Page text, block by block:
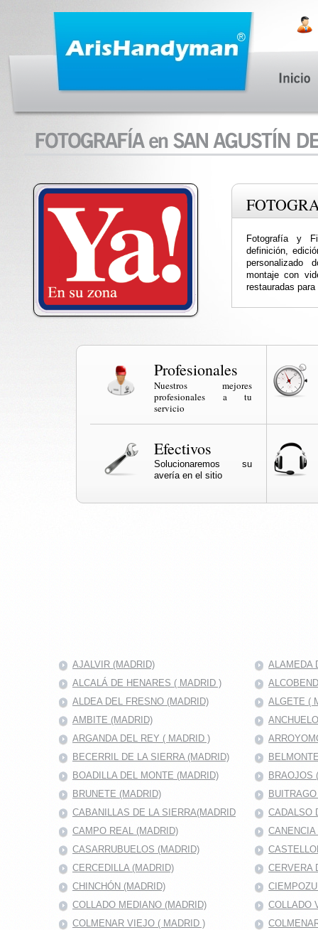
Fotografía y
definición,
personalizado
montaje con
restauradas
Profesionales
Nuestros mejores
profesionales a tu
servicio
Efectivos
Solucionaremos su
avería en el sitio
AJALVIR (MADRID)
ALAMEDA
ALCALÁ DE HENARES ( MADRID )
ALDEA DEL FRESNO (MADRID)
ALGETE (
AMBITE (MADRID)
ARGANDA DEL REY ( MADRID )
BECERRIL DE LA SIERRA (MADRID)
BOADILLA DEL MONTE (MADRID)
BRAOJOS
BRUNETE (MADRID)
CABANILLAS DE LA SIERRA(MADRID
CADALSO
CAMPO REAL (MADRID)
CASARRUBUELOS (MADRID)
CERCEDILLA (MADRID)
CERVERA
CHINCHÓN (MADRID)
COLLADO MEDIANO (MADRID)
COLLADO
COLMENAR VIEJO ( MADRID )